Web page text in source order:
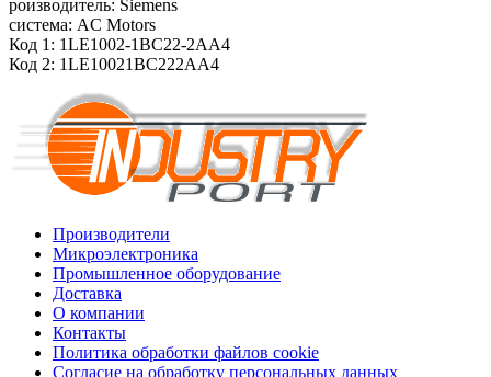
роизводитель: Siemens
система: AC Motors
Код 1: 1LE1002-1BC22-2AA4
Код 2: 1LE10021BC222AA4
Производители
Микроэлектроника
Промышленное оборудование
Доставка
О компании
Контакты
Политика обработки файлов cookie
Согласие на обработку персональных данных